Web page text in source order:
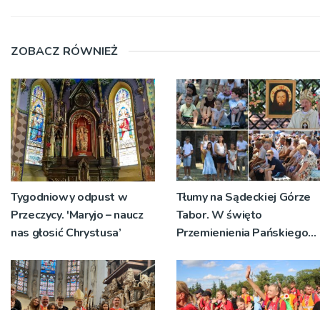
ZOBACZ RÓWNIEŻ
Tygodniowy odpust w
Przeczycy. 'Maryjo – naucz
nas głosić Chrystusa’
Tłumy na Sądeckiej Górze
Tabor. W święto
Przemienienia Pańskiego
znaczeniu Sakramentów
[ZDJĘCIA]